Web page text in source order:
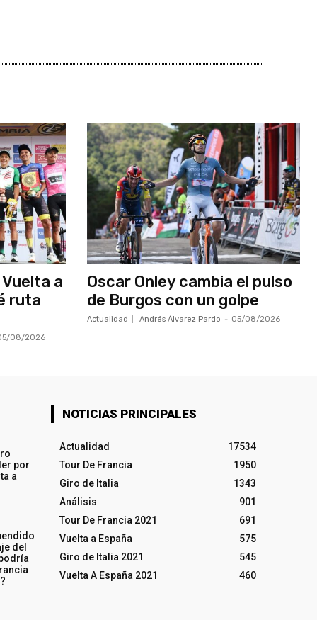
a
ruta
08/2026
Oscar Onley cambia el pulso
de Burgos con un golpe
Actualidad Andrés Álvarez Pardo - 05/08/2026
por
a
del
NOTICIAS PRINCIPALES
Actualidad
17534
Tour De Francia
1950
Giro de Italia
1343
Análisis
901
Tour De Francia 2021
691
Vuelta a España
575
Giro de Italia 2021
545
Vuelta A España 2021
460